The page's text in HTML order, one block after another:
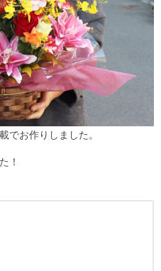
でお作りしました。
！